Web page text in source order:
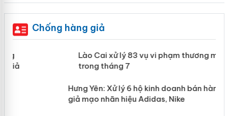
Chống hàng giả
Lào Cai xử lý 83 vụ vi phạm thương
mại trong tháng 7